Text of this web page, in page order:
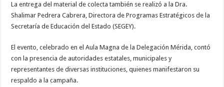
La entrega del material de colecta también se realizó a la Dra.
Shalimar Pedrera Cabrera, Directora de Programas Estratégicos de la
Secretaría de Educación del Estado (SEGEY).
El evento, celebrado en el Aula Magna de la Delegación Mérida, contó
con la presencia de autoridades estatales, municipales y
representantes de diversas instituciones, quienes manifestaron su
respaldo a la campaña.